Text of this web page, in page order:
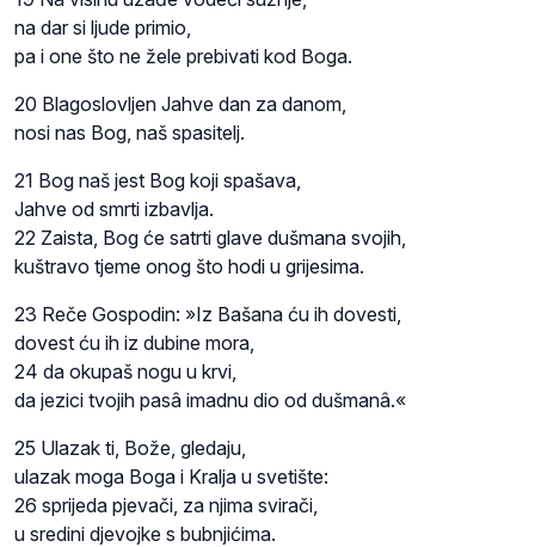
na dar si ljude primio,
pa i one što ne žele prebivati kod Boga.
20 Blagoslovljen Jahve dan za danom,
nosi nas Bog, naš spasitelj.
21 Bog naš jest Bog koji spašava,
Jahve od smrti izbavlja.
22 Zaista, Bog će satrti glave dušmana svojih,
kuštravo tjeme onog što hodi u grijesima.
23 Reče Gospodin: »Iz Bašana ću ih dovesti,
dovest ću ih iz dubine mora,
24 da okupaš nogu u krvi,
da jezici tvojih pasâ imadnu dio od dušmanâ.«
25 Ulazak ti, Bože, gledaju,
ulazak moga Boga i Kralja u svetište:
26 sprijeda pjevači, za njima svirači,
u sredini djevojke s bubnjićima.